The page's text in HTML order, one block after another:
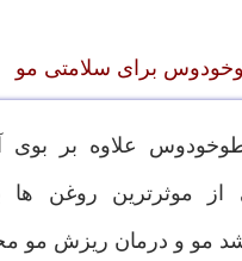
برای سلامتی مو
علاوه بر بوی
از موثرترین روغن
مو و درمان ریزش مو